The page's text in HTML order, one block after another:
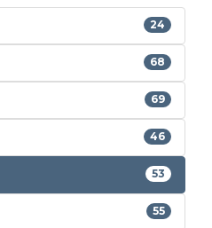
24
68
69
46
53
55